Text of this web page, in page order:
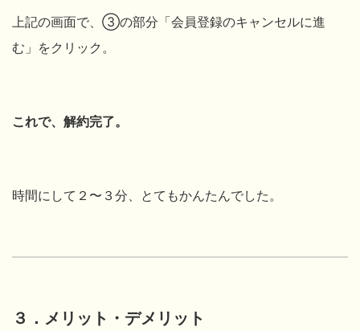
上記の画面で、 ③の部分「会員登録のキャンセルに進
む」をクリック。
これで、解約完了。
時間にして２〜３分、とてもかんたんでした。
３．メリット・デメリット